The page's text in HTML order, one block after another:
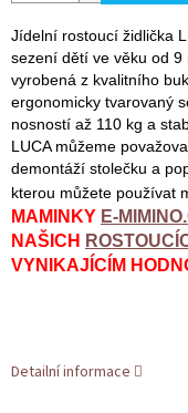
Jídelní rostoucí židlička
sezení dětí ve věku od 9
vyrobená z kvalitního
ergonomicky tvarovaný
nosností až 110 kg a
LUCA můžeme
demontáží stolečku a
kterou můžete používat
MAMINKY E-
NAŠICH
VYNIKAJÍCÍM
Detailní informace